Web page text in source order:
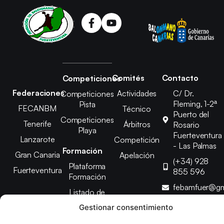
Gestionar consentimiento
Federaciones
FECANBM
Tenerife
Lanzarote
Gran Canaria
Fuerteventura
Competiciones
Competiciones
Pista
Competiciones
Playa
Formación
Plataforma
Formación
Listado de
Cursos
Comités
Actividades
Técnico
Árbitros
Competición
Apelación
Contacto
C/ Dr.
Fleming, 1-2ª
Puerto del
Rosario
Fuerteventura
- Las Palmas
(+34) 928
855 596